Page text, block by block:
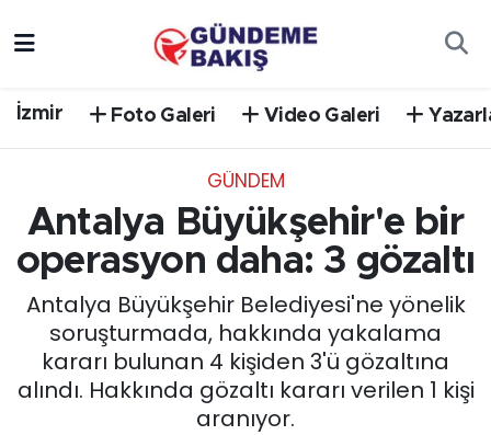
İzmir Foto Galeri Video Galeri
GÜNDEM
Antalya Büyükşehir'e bir
operasyon daha: 3 gözaltı
Antalya Büyükşehir Belediyesi'ne yönelik
soruşturmada, hakkında yakalama
kararı bulunan 4 kişiden 3'ü gözaltına
alındı. Hakkında gözaltı kararı verilen 1 kişi
aranıyor.
EGE
EĞİTİM
EKONOMİ
Süper Lig Puan Durumu ve Fikstür
Tüm Manşetler
Son Dakika Haberleri